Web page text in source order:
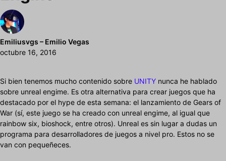
Emiliusvgs – Emilio Vegas
octubre 16, 2016
Si bien tenemos mucho contenido sobre UNITY nunca he hablado
sobre unreal engime. Es otra alternativa para crear juegos que ha
destacado por el hype de esta semana: el lanzamiento de Gears of
War (sí, este juego se ha creado con unreal engime, al igual que
rainbow six, bioshock, entre otros). Unreal es sin lugar a dudas un
programa para desarrolladores de juegos a nivel pro. Estos no se
van con pequeñeces.